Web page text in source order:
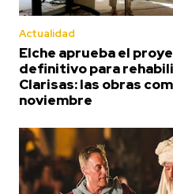
Actualidad
Elche aprueba el
definitivo para
Clarisas: las obras
noviembre